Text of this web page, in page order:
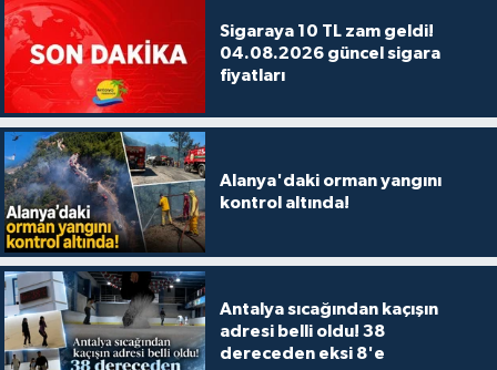
Sigaraya 10 TL zam geldi!
04.08.2026 güncel sigara
fiyatları
Alanya'daki orman yangını
kontrol altında!
Antalya sıcağından kaçışın
adresi belli oldu! 38
dereceden eksi 8'e